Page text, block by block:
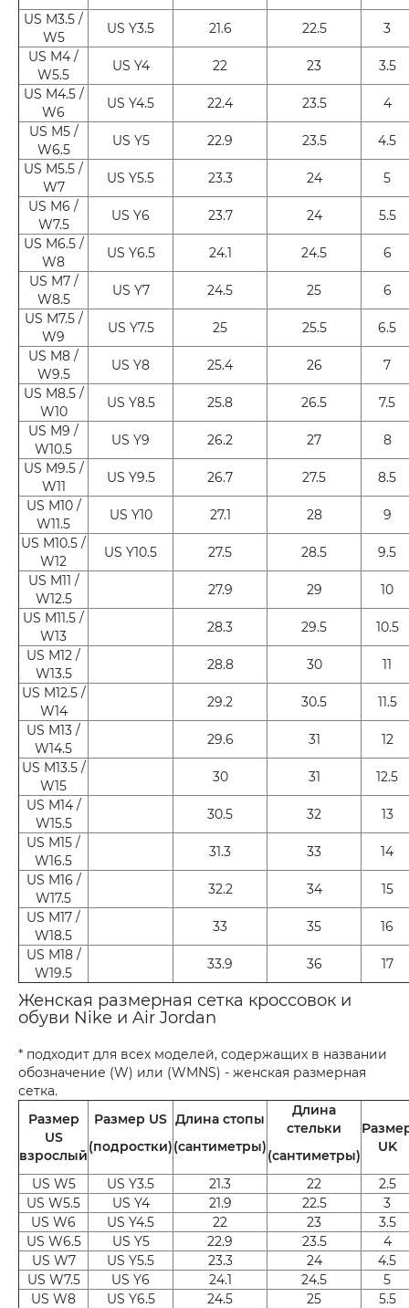
US M3.5 /
W5
US Y3.5 21.6 22.5
3
US M4 /
W5.5
US Y4 22 23
3.5
US M4.5 /
W6
US Y4.5 22.4 23.5
4
US M5 /
W6.5
US Y5 22.9 23.5
4.5
US M5.5 /
W7
US Y5.5 23.3 24
5
US M6 /
W7.5
US Y6 23.7 24
5.5
US M6.5 /
W8
US Y6.5 24.1 24.5
6
US M7 /
W8.5
US Y7 24.5 25
6
US M7.5 /
W9
US Y7.5 25 25.5
6.5
US M8 /
W9.5
US Y8 25.4 26
7
US M8.5 /
W10
US Y8.5 25.8 26.5
7.5
US M9 /
W10.5
US Y9 26.2 27
8
US M9.5 /
W11
US Y9.5 26.7 27.5
8.5
US M10 /
W11.5
US Y10 27.1 28
9
US M10.5 /
W12
US Y10.5 27.5 28.5
9.5
US M11 /
W12.5
27.9 29
10
US M11.5 /
W13
28.3 29.5
10.5
US M12 /
W13.5
28.8 30
11
US M12.5 /
W14
29.2 30.5
11.5
US M13 /
W14.5
29.6 31
12
US M13.5 /
W15
30 31
12.5
US M14 /
W15.5
30.5 32
13
US M15 /
W16.5
31.3 33
14
US M16 /
W17.5
32.2 34
15
US M17 /
W18.5
33 35
16
US M18 /
W19.5
33.9 36 17
Женская размерная сетка кроссовок и
обуви Nike и Air Jordan
* подходит для всех моделей, содержащих в названии
обозначение (W) или (WMNS) - женская размерная
сетка.
Размер
US
взрослый
Размер US
(подростки)
Длина стопы
(сантиметры)
Длина
стельки
(сантиметры)
UK
US W5 US Y3.5 21.3 22
2.5
US W5.5
US Y4 21.9 22.5
3
US W6
US Y4.5 22 23
3.5
US W6.5
US Y5 22.9 23.5
4
US W7
US Y5.5 23.3 24
4.5
US W7.5
US Y6 24.1 24.5
5
US W8
US Y6.5 24.5 25
5.5